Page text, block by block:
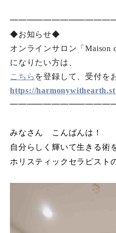
◆お知らせ◆
オンラインサロン「Maison
になりたい方は、
こちら を登録して、受付を
https://
みなさん こんばんは！
自分らしく輝いて生きる術
ホリスティックセラピスト